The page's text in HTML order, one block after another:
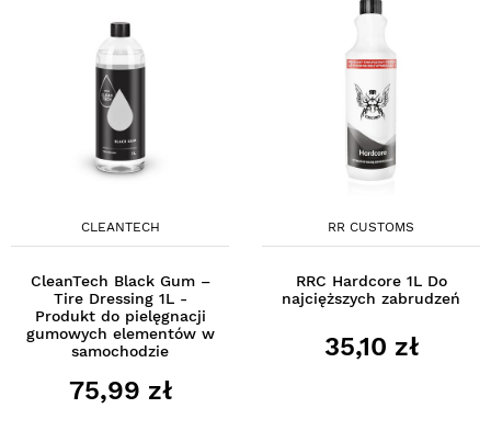
CLEANTECH
CleanTech Black Gum –
Tire Dressing 1L -
Produkt do pielęgnacji
gumowych elementów w
samochodzie
75,99 zł
RR CUSTOMS
RRC Hardcore 1L Do
najcięższych zabrudzeń
35,10 zł